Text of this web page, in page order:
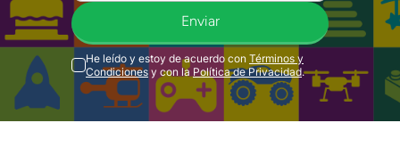
Enviar
He leído y estoy de acuerdo con Términos y
Condiciones y con la Política de Privacidad.